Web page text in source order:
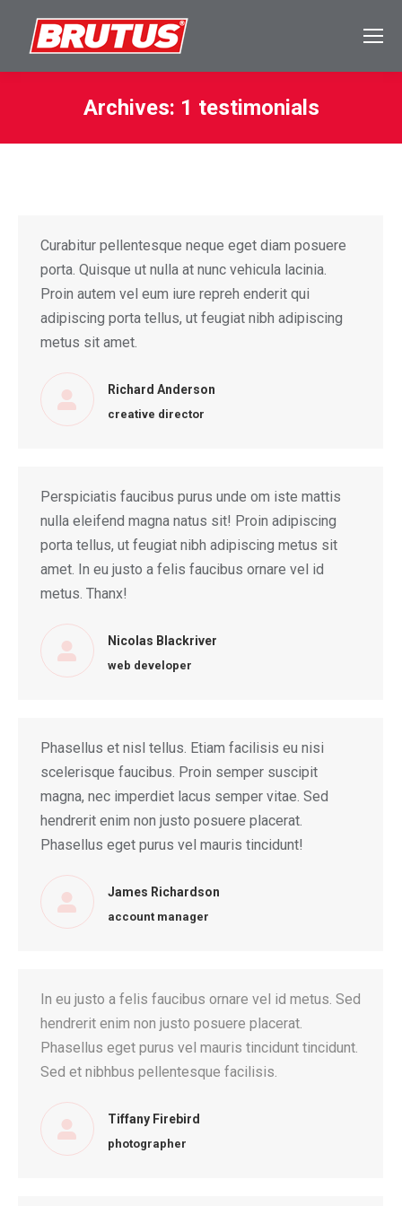
Archives: 1 testimonials
Curabitur pellentesque neque eget diam posuere
porta. Quisque ut nulla at nunc vehicula lacinia.
Proin autem vel eum iure repreh enderit qui
adipiscing porta tellus, ut feugiat nibh adipiscing
metus sit amet.
Richard Anderson
creative director
Perspiciatis faucibus purus unde om iste mattis
nulla eleifend magna natus sit! Proin adipiscing
porta tellus, ut feugiat nibh adipiscing metus sit
amet. In eu justo a felis faucibus ornare vel id
metus. Thanx!
Nicolas Blackriver
web developer
Phasellus et nisl tellus. Etiam facilisis eu nisi
scelerisque faucibus. Proin semper suscipit
magna, nec imperdiet lacus semper vitae. Sed
hendrerit enim non justo posuere placerat.
Phasellus eget purus vel mauris tincidunt!
James Richardson
account manager
In eu justo a felis faucibus ornare vel id metus. Sed
hendrerit enim non justo posuere placerat.
Phasellus eget purus vel mauris tincidunt tincidunt.
Sed et nibhbus pellentesque facilisis.
Tiffany Firebird
photographer